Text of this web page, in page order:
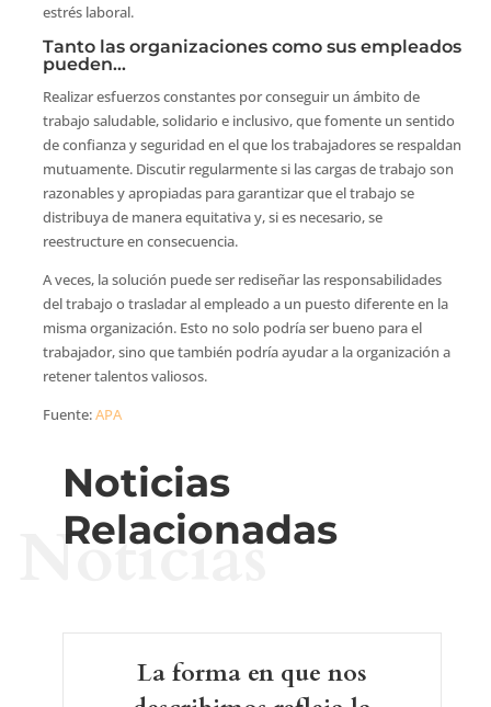
estrés laboral.
Tanto las organizaciones como sus empleados
pueden…
Realizar esfuerzos constantes por conseguir un ámbito de
trabajo saludable, solidario e inclusivo, que fomente un sentido
de confianza y seguridad en el que los trabajadores se respaldan
mutuamente. Discutir regularmente si las cargas de trabajo son
razonables y apropiadas para garantizar que el trabajo se
distribuya de manera equitativa y, si es necesario, se
reestructure en consecuencia.
A veces, la solución puede ser rediseñar las responsabilidades
del trabajo o trasladar al empleado a un puesto diferente en la
misma organización. Esto no solo podría ser bueno para el
trabajador, sino que también podría ayudar a la organización a
retener talentos valiosos.
Fuente:APA
Noticias
Relacionadas
Noticias
La forma en que nos